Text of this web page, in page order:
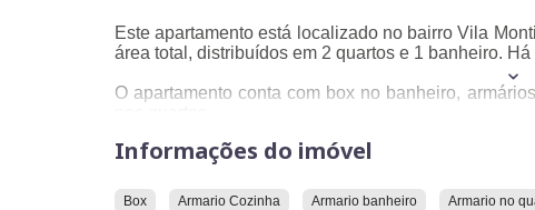
Este apartamento está localizado no bairro Vila
área total, distribuídos em 2 quartos e 1 banheiro.
O apartamento conta com box no banheiro,
O condomínio onde o apartamento está situado
Em relação à localização, o imóvel está próximo a
Informações do imóvel
Box Armario Cozinha Armario banheiro Armario no